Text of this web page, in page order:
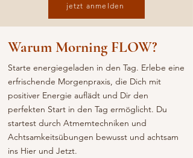
jetzt anmelden
Warum Morning FLOW?
Starte energiegeladen in den Tag. Erlebe eine
erfrischende Morgenpraxis, die Dich mit
positiver Energie auflädt und Dir den
perfekten Start in den Tag ermöglicht. Du
startest durch Atmemtechniken und
Achtsamkeitsübungen bewusst und achtsam
ins Hier und Jetzt.